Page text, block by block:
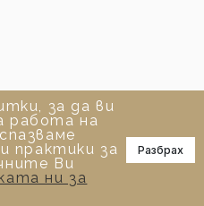
📞
за да ви
работа на
практики за
Ви
ни за
Разбрах